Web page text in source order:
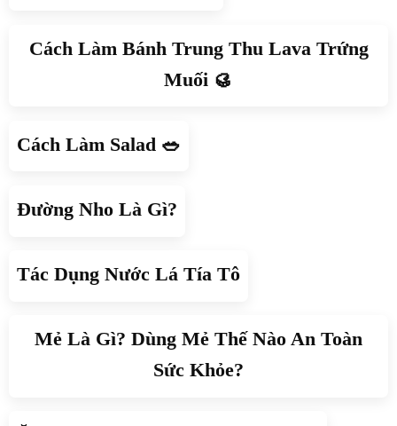
Cách Làm Bánh Trung Thu Lava Trứng
Muối 🥮
Cách Làm Salad 🥗
Đường Nho Là Gì?
Tác Dụng Nước Lá Tía Tô
Mẻ Là Gì? Dùng Mẻ Thế Nào An Toàn
Sức Khỏe?